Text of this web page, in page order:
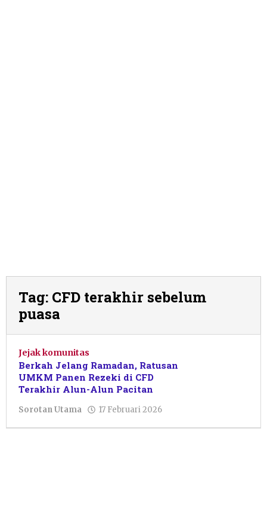
Tag: CFD terakhir sebelum
puasa
Jejak komunitas
Berkah Jelang Ramadan, Ratusan
UMKM Panen Rezeki di CFD
Terakhir Alun-Alun Pacitan
Sorotan Utama 17 Februari 2026
Enggar